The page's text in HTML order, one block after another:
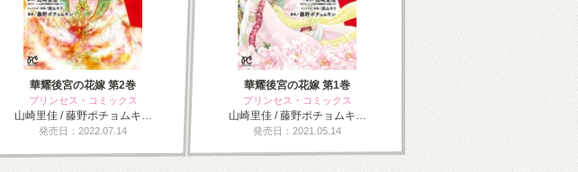
華耀後宮の花嫁 第2巻
プリンセス・コミックス
山崎里佳 / 藤野ポチョムキ…
発売日：2022.07.14
華耀後宮の花嫁 第1巻
プリンセス・コミックス
山崎里佳 / 藤野ポチョムキ…
発売日：2021.05.14